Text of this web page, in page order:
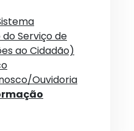
Serviço de
ao Cidadão)
Ouvidoria